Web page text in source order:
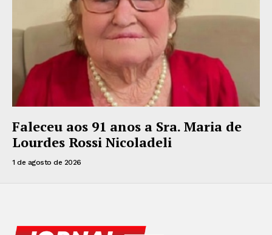
Faleceu aos 91 anos a Sra. Maria de
Lourdes Rossi Nicoladeli
1 de agosto de 2026